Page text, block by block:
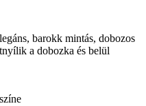
barokk mintás, dobozos
a dobozka és belül